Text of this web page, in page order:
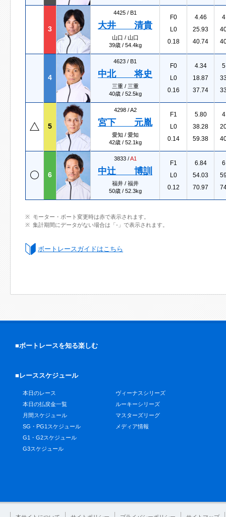
3
4425 / B1
大井 清貴
山口 / 山口
39歳 / 54.4kg
F0
L0
0.18
4.46
25.93
40.74
4
4623 / B1
中北 将史
三重 / 三重
40歳 / 52.5kg
F0
L0
0.16
4.34
18.87
37.74
5
4298 /A2
宮下 元胤
愛知 / 愛知
42歳 / 52.1kg
F1
L0
0.14
5.80
38.28
59.38
6
3833 /A1
中辻 博訓
福井 / 福井
50歳 / 52.3kg
F1
L0
0.12
6.84
54.03
70.97
モーター・ボート変更時は赤で表示されます。
集計期間にデータがない場合は「-」で表示されます。
ボートレースガイドはこちら
■ボートレースを知る楽しむ
■レーススケジュール
本日のレース
本日の払戻金一覧
月間スケジュール
SG・PG1スケジュール
G1・G2スケジュール
G3スケジュール
ヴィーナスシリーズ
ルーキーシリーズ
マスターズリーグ
メディア情報